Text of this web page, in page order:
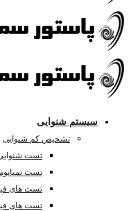
سیستم شنوایی
تشخیص کم شنوایی
تست شنوایی
تست
تست های
تست های